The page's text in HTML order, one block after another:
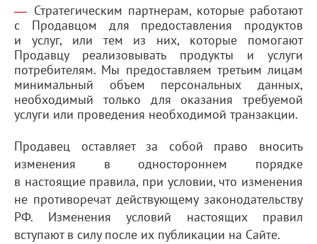
Стратегическим партнерам, которые работают
с Продавцом для предоставления продуктов
и услуг, или тем из них, которые помогают
Продавцу реализовывать продукты и услуги
потребителям. Мы предоставляем третьим лицам
минимальный объем персональных данных,
необходимый только для оказания требуемой
услуги или проведения необходимой транзакции.
Продавец оставляет за собой право вносить
изменения в одностороннем порядке
в настоящие правила, при условии, что изменения
не противоречат действующему законодательству
РФ. Изменения условий настоящих правил
вступают в силу после их публикации на Сайте.